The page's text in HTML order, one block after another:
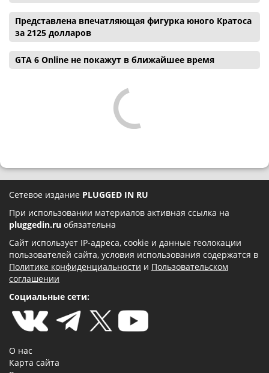
Представлена впечатляющая фигурка юного Кратоса
за 2125 долларов
GTA 6 Online не покажут в ближайшее время
Сетевое издание PLUGGED IN RU
При использовании материалов активная ссылка на
pluggedin.ru обязательна
Сайт использует IP-адреса, cookie и данные геолокации
пользователей сайта, условия использования содержатся в
Политике конфиденциальности и Пользовательском
соглашении
Социальные сети:
О нас
Карта сайта